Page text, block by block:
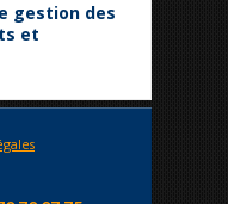
gestion des
et